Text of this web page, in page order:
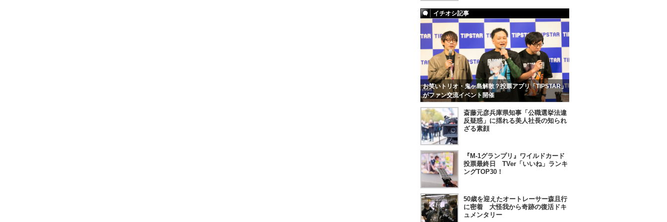
イチオシ記事
お笑いトリオ・鬼ヶ島解散？投票アプリ「TIPSTAR」
がファン交流イベント開催
斎藤元彦兵庫県知事「公職選挙法違
反疑惑」に揺れる美人社長の知られ
ざる素顔
『M-1グランプリ』ワイルドカード
投票最終日 TVer「いいね」ランキ
ングTOP30！
50歳を迎えたオートレーサー森且行
に密着 大怪我から奇跡の復活ドキ
ュメンタリー